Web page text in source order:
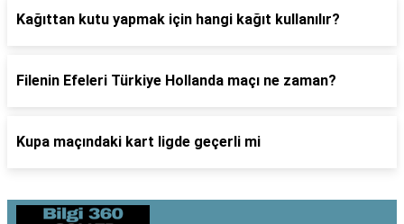
Kağıttan kutu yapmak için hangi kağıt kullanılır?
Filenin Efeleri Türkiye Hollanda maçı ne zaman?
Kupa maçındaki kart ligde geçerli mi